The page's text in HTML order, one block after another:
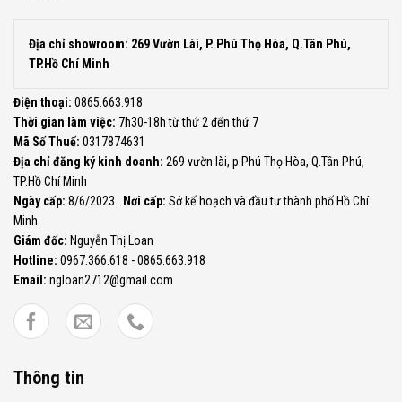
Địa chỉ showroom: 269 Vườn Lài, P. Phú Thọ Hòa, Q.Tân Phú,
TP.Hồ Chí Minh
Điện thoại: 0865.663.918
Thời gian làm việc: 7h30-18h từ thứ 2 đến thứ 7
Mã Số Thuế: 0317874631
Địa chỉ đăng ký kinh doanh: 269 vườn lài, p.Phú Thọ Hòa, Q.Tân Phú,
TP.Hồ Chí Minh
Ngày cấp: 8/6/2023 . Nơi cấp: Sở kế hoạch và đầu tư thành phố Hồ Chí
Minh.
Giám đốc: Nguyễn Thị Loan
Hotline: 0967.366.618 - 0865.663.918
Email: ngloan2712@gmail.com
Thông tin